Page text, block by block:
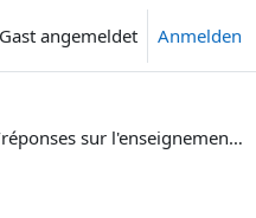
angemeldet Anmelden
Questions/réponses sur l'enseignement avec Moodle - Fragen/Antworten zum Unterrichen mit Moodle